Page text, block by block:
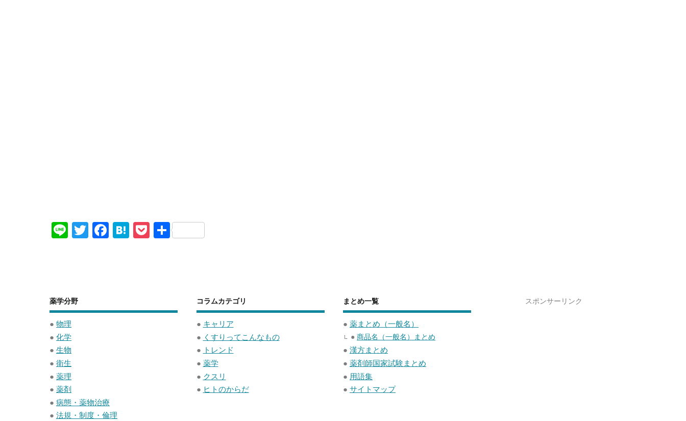
Li
T
F
o
H
P 共
薬学分野
● 物理
● 化学
● 生物
● 衛生
● 薬理
● 薬剤
● 病態・薬物治療
● 法規・制度・倫理
コラムカテゴリ
● キャリア
● くすりってこんなもの
● トレンド
● 薬学
● クスリ
● ヒトのからだ
まとめ一覧
● 薬まとめ（一般名）
● 商品名（一般名）まとめ
● 漢方まとめ
● 薬剤師国家試験まとめ
● 用語集
● サイトマップ
スポンサーリンク